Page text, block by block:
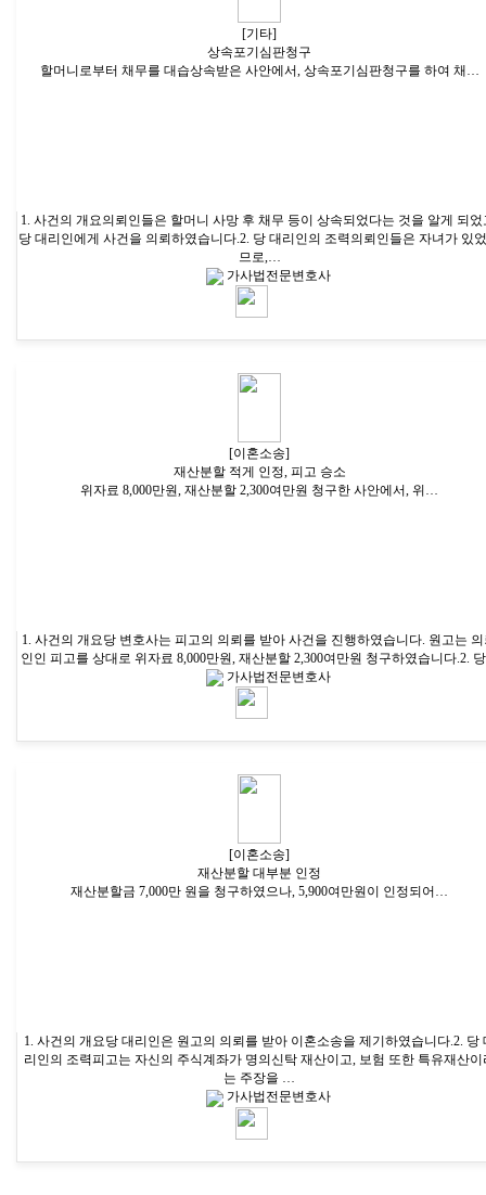
[기타]
상속포기심판청구
할머니로부터 채무를 대습상속받은 사안에서, 상속포기심판청구를 하여 채…
1. 사건의 개요의뢰인들은 할머니 사망 후 채무 등이 상속되었다는 것을 알게 되었
당 대리인에게 사건을 의뢰하였습니다.2. 당 대리인의 조력의뢰인들은 자녀가 있
므로,…
가사법전문변호사
[이혼소송]
재산분할 적게 인정, 피고 승소
위자료 8,000만원, 재산분할 2,300여만원 청구한 사안에서, 위…
1. 사건의 개요당 변호사는 피고의 의뢰를 받아 사건을 진행하였습니다. 원고는
인인 피고를 상대로 위자료 8,000만원, 재산분할 2,300여만원 청구하였습니다.2.
가사법전문변호사
[이혼소송]
재산분할 대부분 인정
재산분할금 7,000만 원을 청구하였으나, 5,900여만원이 인정되어…
1. 사건의 개요당 대리인은 원고의 의뢰를 받아 이혼소송을 제기하였습니다.2. 당
리인의 조력피고는 자신의 주식계좌가 명의신탁 재산이고, 보험 또한 특유재산이
는 주장을 …
가사법전문변호사